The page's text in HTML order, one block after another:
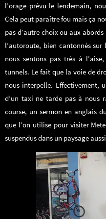
l’orage prévu le lendemain,
Cela peut paraître fou mais ça
pas d’autre choix ou aux
l’autoroute, bien cantonnés sur
nous sentons pas très à
tunnels. Le fait que la voie de
nous interpelle. Effectivement,
d’un taxi ne tarde pas à nous
course, un sermon en anglais
que l’on utilise pour visiter
suspendus dans un paysage